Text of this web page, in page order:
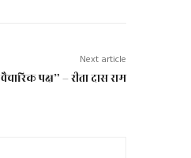
Next article
पक्ष” – रीता दास राम